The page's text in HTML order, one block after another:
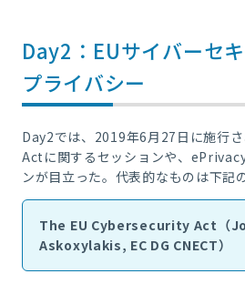
Day2：EUサイバーセキ
プライバシー
Day2では、2019年6月27日に施行
Actに関するセッションや、
ンが目立った。代表的なものは下記
The EU Cybersecurity Act（
Askoxylakis, EC DG CNECT）